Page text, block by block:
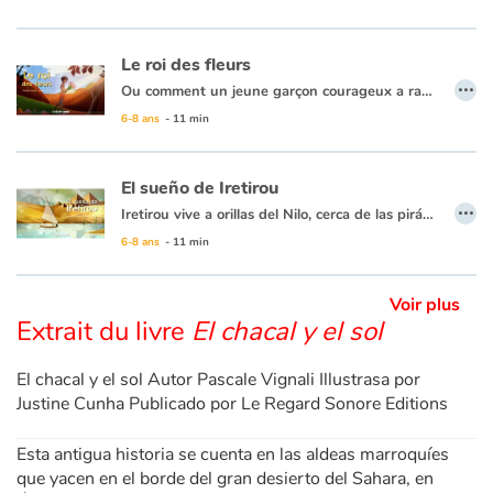
Apprendre les langues
Dyslexie, troubles de la lecture
Nos listes de lecture
Les plus lus
Coups de coeur
Le roi des fleurs
Ou comment un jeune garçon courageux a ramené les fleurs et la paix parmi les Hommes…
6-8 ans - 11 min
…
El sueño de Iretirou
Iretirou vive a orillas del Nilo, cerca de las pirámides. Su padre hace hermosos papiros que ella lleva todos los días a la escuela de escribas en el palacio del Faraón. Fascinada por los jeroglíficos en los preciosos rollos, Iretirou tiene el sueño secreto de convertirse en una escriba también. Pero solo a los hombres se les permite... Cuando el rosal favorito del Faraón deja de florecer misteriosamente, se ofrece una recompensa a quien pueda curarlo. ¡Iretirou debe aprovechar la oportunidad!
6-8 ans - 11 min
…
Voir plus
Extrait du livre El chacal y el sol
El chacal y el sol Autor Pascale Vignali Illustrasa por
Justine Cunha Publicado por Le Regard Sonore Editions
Esta antigua historia se cuenta en las aldeas marroquíes
que yacen en el borde del gran desierto del Sahara, en